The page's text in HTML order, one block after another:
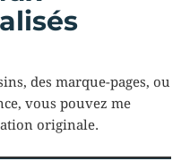
des marque-pages, ou
vous pouvez me
originale.